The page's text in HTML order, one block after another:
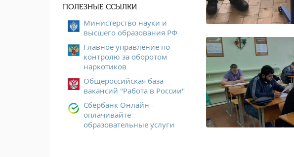
ПОЛЕЗНЫЕ ССЫЛКИ
Министерство науки и
высшего образования РФ
Главное управление по
контролю за оборотом
наркотиков
Общероссийская база
вакансий "Работа в России"
Сбербанк Онлайн -
оплачивайте
образовательные услуги